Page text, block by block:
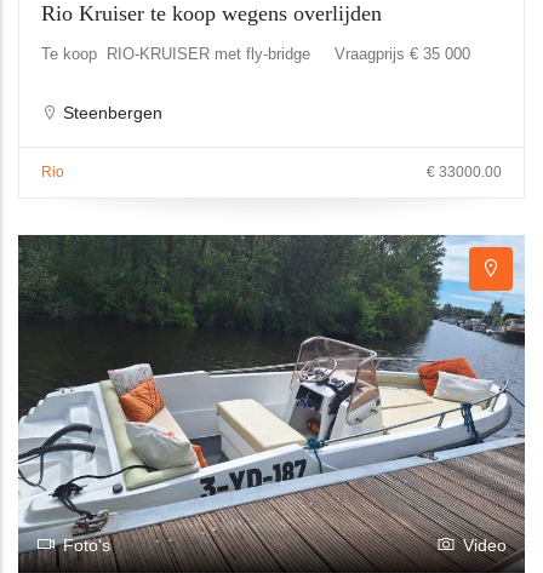
Rio Kruiser te koop wegens overlijden
Te koop RIO-KRUISER met fly-bridge Vraagprijs € 35 000
Steenbergen
Rio € 33000.00
Foto's Video